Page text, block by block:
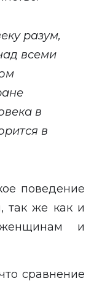
разум,
всеми
в
в
поведение
так же как и
и
сравнение